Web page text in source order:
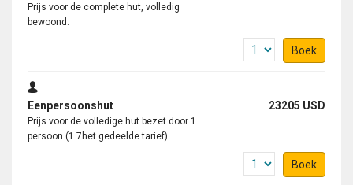
Prijs voor de complete hut, volledig
bewoond.
Boek
Eenpersoonshut 23205 USD
Prijs voor de volledige hut bezet door 1
persoon (1.7het gedeelde tarief).
Boek